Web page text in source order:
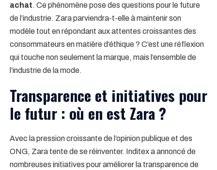
achat. Ce phénomène pose des questions pour le future
de l’industrie. Zara parviendra-t-elle à maintenir son
modèle tout en répondant aux attentes croissantes des
consommateurs en matière d’éthique ? C’est une réflexion
qui touche non seulement la marque, mais l’ensemble de
l’industrie de la mode.
Transparence et initiatives pour
le futur : où en est Zara ?
Avec la pression croissante de l’opinion publique et des
ONG, Zara tente de se réinventer. Inditex a annoncé de
nombreuses initiatives pour améliorer la transparence de